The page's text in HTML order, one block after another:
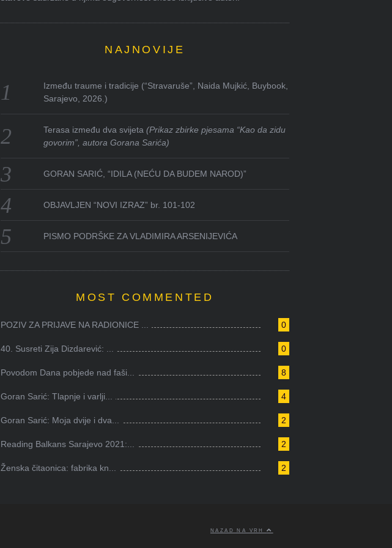
NAJNOVIJE
Između traume i tradicije (“Stravaruše”, Naida Mujkić, Buybook,
Sarajevo, 2026.)
Terasa između dva svijeta(Prikaz zbirke pjesama “Kao da zidu
govorim”, autora Gorana Sarića)
GORAN SARIĆ, “IDILA (NEĆU DA BUDEM NAROD)”
OBJAVLJEN “NOVI IZRAZ” br. 101-102
PISMO PODRŠKE ZA VLADIMIRA ARSENIJEVIĆA
MOST COMMENTED
0
POZIV ZA PRIJAVE NA RADIONICE ...
0
40. Susreti Zija Dizdarević: ...
8
Povodom Dana pobjede nad faši...
4
Goran Sarić: Tlapnje i varlji...
2
Goran Sarić: Moja dvije i dva...
2
Reading Balkans Sarajevo 2021:...
2
Ženska čitaonica: fabrika kn...
NAZAD NA VRH